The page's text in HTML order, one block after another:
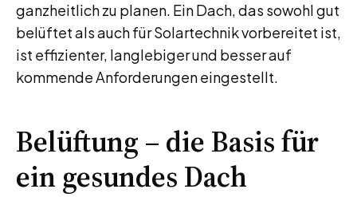
ganzheitlich zu planen. Ein Dach, das sowohl gut
belüftet als auch für Solartechnik vorbereitet ist,
ist effizienter, langlebiger und besser auf
kommende Anforderungen eingestellt.
Belüftung – die Basis für
ein gesundes Dach